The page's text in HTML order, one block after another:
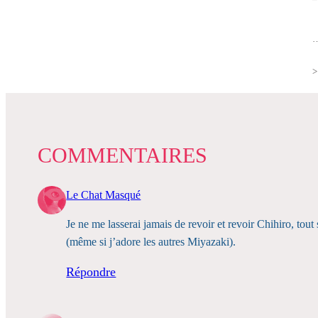
COMMENTAIRES
Le Chat Masqué
Je ne me lasserai jamais de revoir et revoir Chihiro,
(même si j’adore les autres Miyazaki).
Répondre